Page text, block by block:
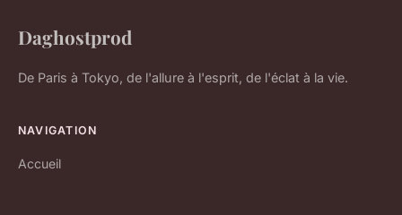
Daghostprod
De Paris à Tokyo, de l'allure à l'esprit, de l'éclat à la vie.
NAVIGATION
Accueil